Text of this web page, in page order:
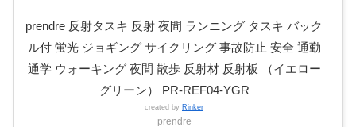
prendre 反射タスキ 反射 夜間 ランニング タスキ バック
ル付 蛍光 ジョギング サイクリング 事故防止 安全 通勤
通学 ウォーキング 夜間 散歩 反射材 反射板 （イエロー
グリーン） PR-REF04-YGR
created by Rinker
prendre